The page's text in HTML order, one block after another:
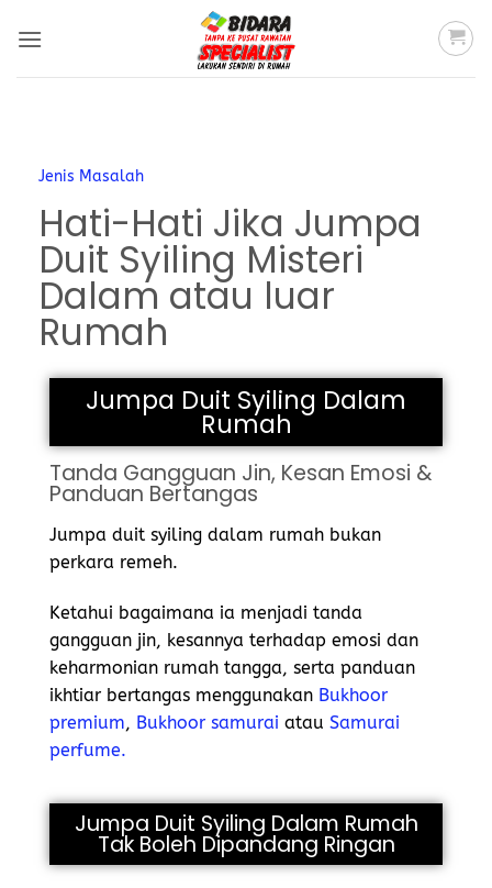
Jenis Masalah
Hati-Hati Jika Jumpa
Duit Syiling Misteri
Dalam atau luar
Rumah
Jumpa Duit Syiling Dalam
Rumah
Tanda Gangguan Jin, Kesan Emosi &
Panduan Bertangas
Jumpa duit syiling dalam rumah bukan
perkara remeh.
Ketahui bagaimana ia menjadi tanda
gangguan jin, kesannya terhadap emosi dan
keharmonian rumah tangga, serta panduan
ikhtiar bertangas menggunakan Bukhoor
premium, Bukhoor samurai atau Samurai
perfume.
Jumpa Duit Syiling Dalam Rumah
Tak Boleh Dipandang Ringan